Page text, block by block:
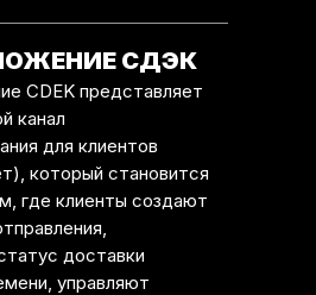
СДЭК
CDEK представляет
канал
для клиентов
который становится
где клиенты создают
доставки
управляют